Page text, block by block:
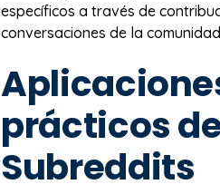
específicos a través de
conversaciones de la
prácticos
Subreddits